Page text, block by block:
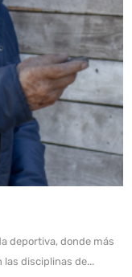
deportiva, donde más
disciplinas de...